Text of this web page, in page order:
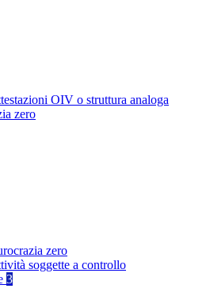
OIV o struttura analoga
zero
zero
soggette a controllo
3